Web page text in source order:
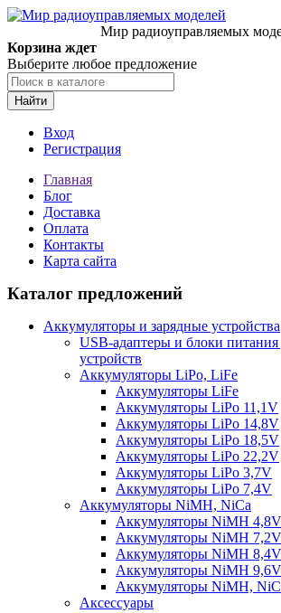
Мир радиоуправляемых
Корзина ждет
Выберите любое предложение
Найти
Вход
Регистрация
Главная
Блог
Доставка
Оплата
Контакты
Карта сайта
Каталог предложений
Аккумуляторы и зарядные устройства
USB-адаптеры и блоки
устройств
Аккумуляторы LiPo, LiFe
Аккумуляторы LiFe
Аккумуляторы LiPo 11,1V
Аккумуляторы LiPo 14,8V
Аккумуляторы LiPo 18,5V
Аккумуляторы LiPo 22,2V
Аккумуляторы LiPo 3,7V
Аккумуляторы LiPo 7,4V
Аккумуляторы NiMH, NiCa
Аккумуляторы NiMH 4,8V
Аккумуляторы NiMH 7,2V
Аккумуляторы NiMH 8,4V
Аккумуляторы NiMH 9,6V
Аккумуляторы NiMH,
Аксессуары